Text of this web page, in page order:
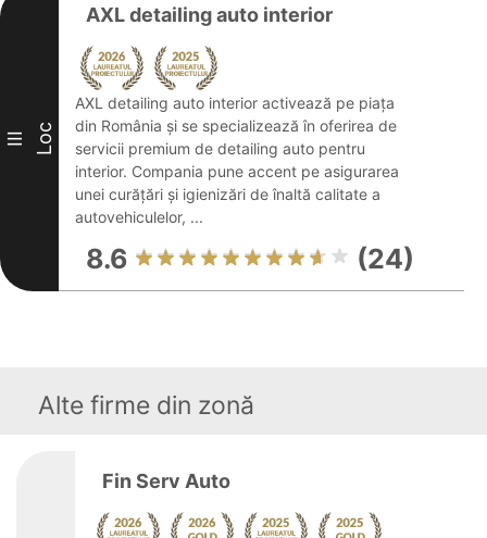
III Loc
AXL detailing auto interior
AXL detailing auto interior activează pe piața
din România și se specializează în oferirea de
servicii premium de detailing auto pentru
interior. Compania pune accent pe asigurarea
unei curățări și igienizări de înaltă calitate a
autovehiculelor, ...
8.6 (24)
Alte firme din zonă
Fin Serv Auto